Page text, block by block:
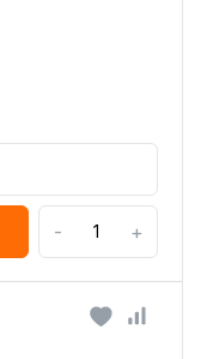
- +